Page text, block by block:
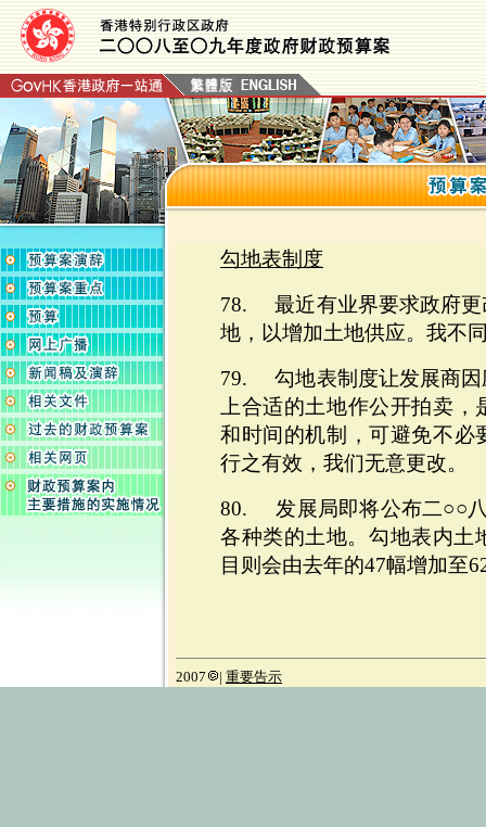
勾地表制度
78. 最近有业界要求政府更
地，以增加土地供应。我不
79. 勾地表制度让发展商因
上合适的土地作公开拍卖
和时间的机制，可避免不必
行之有效，我们无意更改。
80. 发展局即将公布二○○
各种类的土地。勾地表内土
目则会由去年的47幅增加至
2007 | 重要告示